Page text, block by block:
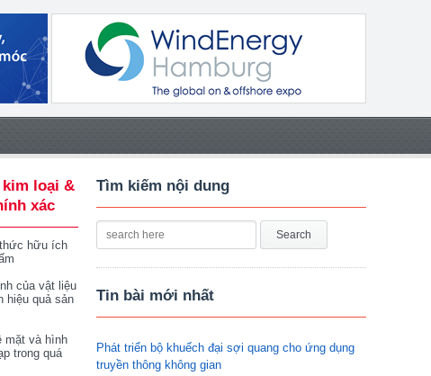
loại &
xác
hữu ích
của vật liệu
hiệu quả sản
mặt và hình
trong quá
Tìm kiếm nội dung
Tin bài mới nhất
Phát triển bộ khuếch đại sợi quang cho ứng dụng
truyền thông không gian